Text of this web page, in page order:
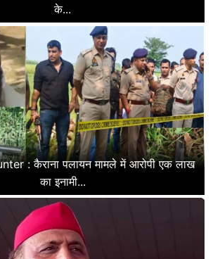
के...
: कैराना पलायन मामले में आरोपी एक लाख
का इनामी...